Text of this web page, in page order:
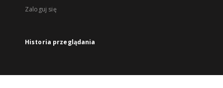
Zaloguj się
Historia przeglądania